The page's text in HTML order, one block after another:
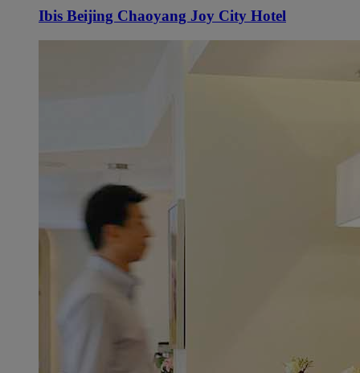
Ibis Beijing Chaoyang Joy City Hotel